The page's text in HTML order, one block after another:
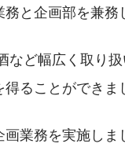
と企画部を兼務
など幅広く取り
ることができま
業務を実施しま